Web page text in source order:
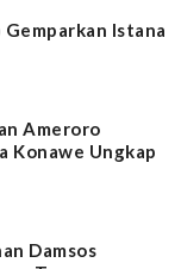
Istana
Ameroro
Konawe Ungkap
Damsos